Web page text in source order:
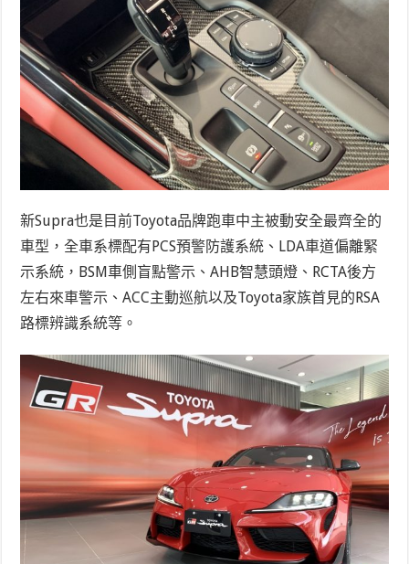
新Supra也是目前Toyota品牌跑車中主被動安全最齊全的
車型，全車系標配有PCS預警防護系統、LDA車道偏離緊
示系統，BSM車側盲點警示、AHB智慧頭燈、RCTA後方
左右來車警示、ACC主動巡航以及Toyota家族首見的RSA
路標辨識系統等。